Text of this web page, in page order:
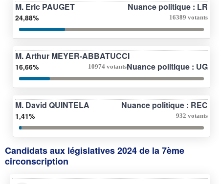
M. Eric PAUGET Nuance politique : LR
24,88% 16389 votants
M. Arthur MEYER-ABBATUCCI
Nuance politique : UG
16,66% 10974 votants
M. David QUINTELA Nuance politique : REC
1,41% 932 votants
Candidats aux législatives 2024 de la 7ème
circonscription